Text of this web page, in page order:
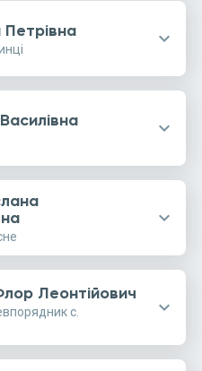
Петрівна expand_more
expand_more
expand_more
Леонтійович
с.
expand_more